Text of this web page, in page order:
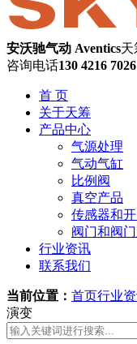
安沃驰气动 Aventics天
咨询电话130 4216 7026
首 页
关于天筹
产品中心
气源处理
气动气缸
比例阀
真空产品
传感器和
阀门和阀
行业资讯
联系我们
当前位置： 首页行业
演变